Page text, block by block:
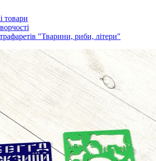
товари
"Тварини, риби, літери"